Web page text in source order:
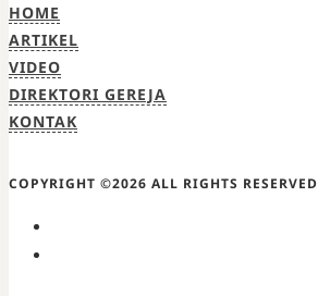
HOME
ARTIKEL
VIDEO
DIREKTORI GEREJA
KONTAK
COPYRIGHT ©2026 ALL RIGHTS RESERVED